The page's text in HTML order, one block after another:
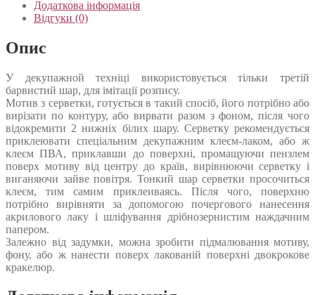
Додаткова інформація
Відгуки (0)
Опис
У декупажной техніці використовується тільки третій
барвистий шар, для імітації розпису.
Мотив з серветки, готується в такий спосіб, його потрібно або
вирізати по контуру, або вирвати разом з фоном, після чого
відокремити 2 нижніх білих шару. Серветку рекомендується
приклеювати спеціальним декупажним клеєм-лаком, або ж
клеєм ПВА, приклавши до поверхні, промащуючи пензлем
поверх мотиву від центру до країв, вирівнюючи серветку і
виганяючи зайве повітря. Тонкий шар серветки просочиться
клеєм, тим самим приклеиваясь. Після чого, поверхню
потрібно вирівняти за допомогою почергового нанесення
акрилового лаку і шліфування дрібнозернистим наждачним
папером.
Залежно від задумки, можна зробити підмалювання мотиву,
фону, або ж нанести поверх лакованій поверхні двокрокове
кракелюр.